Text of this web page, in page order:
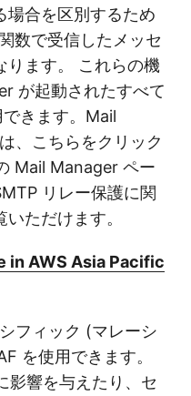
場合を区別するため
数で受信したメッセ
ります。 これらの機
が起動されたすべて
きます。Mail
、こちらをクリック
Mail Manager ペー
リレー保護に関
ただけます。
in AWS Asia Pacific
フィック (マレーシ
を使用できます。
影響を与えたり、セ